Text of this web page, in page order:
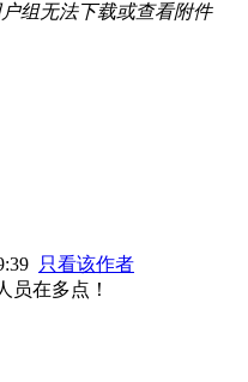
组无法下载或查看附件
只看该作者
员在多点！